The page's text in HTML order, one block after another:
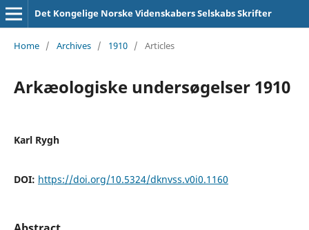
Det Kongelige Norske Videnskabers Selskabs Skrifter
Home / Archives / 1910 / Articles
Arkæologiske undersøgelser 1910
Karl Rygh
DOI: https://doi.org/10.5324/dknvss.v0i0.1160